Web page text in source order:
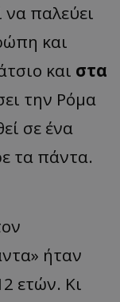
να παλεύει
και
και στα
την Ρόμα
σε ένα
τα πάντα.
ήταν
ετών. Κι